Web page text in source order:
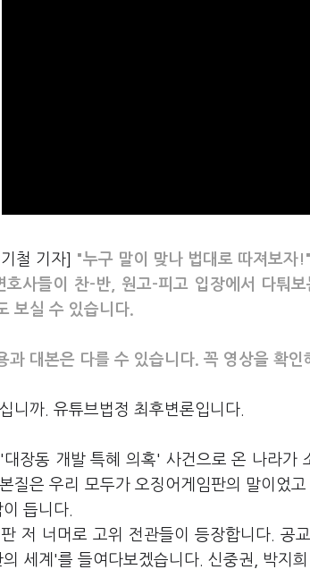
철 기자]
"누구 말이 맞나 법대로 따져보자
호사들이 찬-반, 원고-피고 입장에서 다퉈
보실 수 있습니다.
과 대본은 다를 수 있습니다. 꼭 영상을 확인
니까. 유튜브법정 최후변론입니다.
장동 개발 특혜 의혹' 사건으로 온 나라가
질은 우리 모두가 오징어게임판의 말이었
듭니다.
저 너머로 고위 전관들이 등장합니다. 공
세계'를 들여다보겠습니다. 신중권, 박지